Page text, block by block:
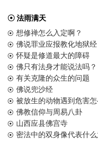
☉ 法雨满天
想修禅怎么入定啊？
佛说罪业应报教化地狱经
怀疑是修道最大的障碍
佛只有法身才能说法吗？
有关克隆的众生的问题
佛说兜沙经
被放生的动物遇到危害
佛教信仰与周易八卦
山西应县佛宫寺
密法中的双身像代表什么